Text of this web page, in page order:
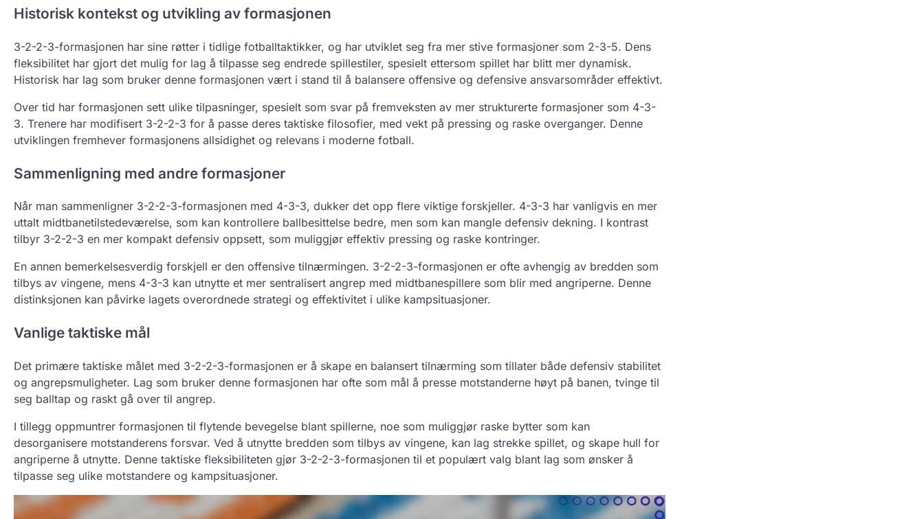
Historisk kontekst og utvikling av formasjonen
3-2-2-3-formasjonen har sine røtter i tidlige fotballtaktikker, og har utviklet seg fra mer stive formasjoner som 2-3-5. Dens
fleksibilitet har gjort det mulig for lag å tilpasse seg endrede spillestiler, spesielt ettersom spillet har blitt mer dynamisk.
Historisk har lag som bruker denne formasjonen vært i stand til å balansere offensive og defensive ansvarsområder effektivt.
Over tid har formasjonen sett ulike tilpasninger, spesielt som svar på fremveksten av mer strukturerte formasjoner som 4-3-
3. Trenere har modifisert 3-2-2-3 for å passe deres taktiske filosofier, med vekt på pressing og raske overganger. Denne
utviklingen fremhever formasjonens allsidighet og relevans i moderne fotball.
Sammenligning med andre formasjoner
Når man sammenligner 3-2-2-3-formasjonen med 4-3-3, dukker det opp flere viktige forskjeller. 4-3-3 har vanligvis en mer
uttalt midtbanetilstedeværelse, som kan kontrollere ballbesittelse bedre, men som kan mangle defensiv dekning. I kontrast
tilbyr 3-2-2-3 en mer kompakt defensiv oppsett, som muliggjør effektiv pressing og raske kontringer.
En annen bemerkelsesverdig forskjell er den offensive tilnærmingen. 3-2-2-3-formasjonen er ofte avhengig av bredden som
tilbys av vingene, mens 4-3-3 kan utnytte et mer sentralisert angrep med midtbanespillere som blir med angriperne. Denne
distinksjonen kan påvirke lagets overordnede strategi og effektivitet i ulike kampsituasjoner.
Vanlige taktiske mål
Det primære taktiske målet med 3-2-2-3-formasjonen er å skape en balansert tilnærming som tillater både defensiv stabilitet
og angrepsmuligheter. Lag som bruker denne formasjonen har ofte som mål å presse motstanderne høyt på banen, tvinge til
seg balltap og raskt gå over til angrep.
I tillegg oppmuntrer formasjonen til flytende bevegelse blant spillerne, noe som muliggjør raske bytter som kan
desorganisere motstanderens forsvar. Ved å utnytte bredden som tilbys av vingene, kan lag strekke spillet, og skape hull for
angriperne å utnytte. Denne taktiske fleksibiliteten gjør 3-2-2-3-formasjonen til et populært valg blant lag som ønsker å
tilpasse seg ulike motstandere og kampsituasjoner.